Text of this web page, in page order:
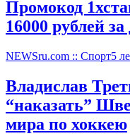
Промокод
16000 рублей за
NEWSru.com :: Спорт5
Владислав
“наказать”
мира по хоккею